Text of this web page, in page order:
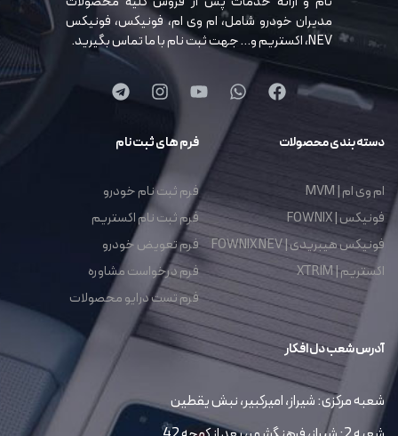
مدیران خودرو شامل، ام وی ام، فونیکس، فونیکس
NEV، اکستریم و… جهت ثبت نام با ما تماس بگیرید.
دسته بندی محصولات
ام وی ام | MVM
فونیکس | FOWNIX
فونیکس هیبریدی | FOWNIX NEV
اکستریم | XTRIM
فرم های ثبت نام
فرم ثبت نام خودرو
فرم ثبت نام اکستریم
فرم تعویض خودرو
فرم درخواست مشاوره
فرم تست درایو محصولات
آدرس شعب دل افکار
شعبه مرکزی: شیراز، امیرکبیر، نبش یقطین